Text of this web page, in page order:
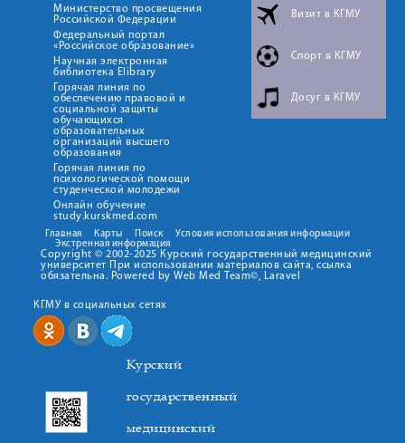
Министерство просвещения
Российской Федерации
Федеральный портал
«Российское образование»
Научная электронная
библиотека Elibrary
Горячая линия по
обеспечению правовой и
социальной защиты
обучающихся
образовательных
организаций высшего
образования
Горячая линия по
психологической помощи
студенческой молодежи
Онлайн обучение
study.kurskmed.com
Визит в КГМУ
Спорт в КГМУ
Досуг в КГМУ
Главная Карты Поиск
Условия использования информации
Экстренная информация
Copyright © 2002-2025 Курский государственный медицинский
университет При использовании материалов сайта, ссылка
обязательна. Powered by Web Med Team©, Laravel
КГМУ в социальных сетях
Курский
государственный
медицинский